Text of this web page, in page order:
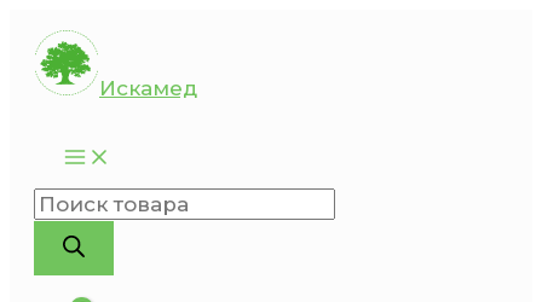
Перейти
содержимому
Искамед
Поиск
товаров